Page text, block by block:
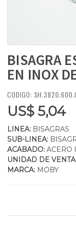
BISAGRA
EN INOX
CODIGO:
US$ 5,04
LINEA: BISAGRAS
SUB-LINEA:
ACABADO: ACERO
UNIDAD DE
MARCA: MOBY